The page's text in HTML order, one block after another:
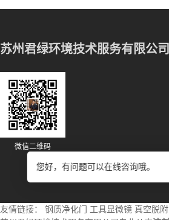
苏州君绿环境技术服务有限公司
微信二维码
友情链接： 钢质净化门 工具显微镜 真空脱附
您好，有问题可以在线咨询哦。